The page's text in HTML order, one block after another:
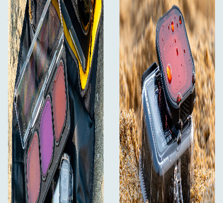
grožis ir ryškumas.
Naudodami "PolarPro DiveMaster Kit" rinkinį "GoPro
HERO9/10/11/12/13" galite išryškinti ryškias spalvas ir
aštrias detales, kurios dažnai prarandamos po vandeniu.
Su šiuo išsamiu rinkiniu lengva užfiksuoti nuostabius
povandeninius kadrus, nesvarbu, ar tyrinėjate tropinius
rifus, dumblių miškus, ar krištolo skaidrumo seklumas.
Drąsiai nerkite į vandenį ir kurkite nepamirštamus
prisiminimus su profesionalios kokybės rezultatais.
Kas yra dėžutėje :
1x nardymo filtras
1x raudonas filtras